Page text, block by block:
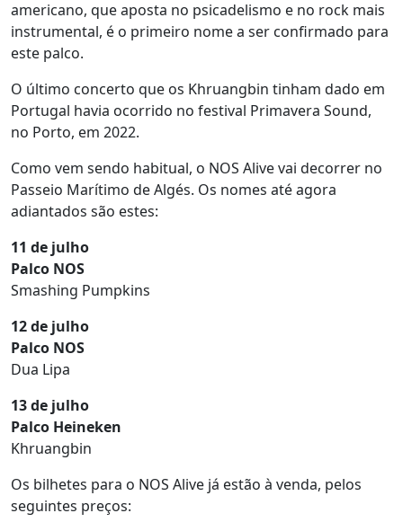
americano, que aposta no psicadelismo e no rock mais
instrumental, é o primeiro nome a ser confirmado para
este palco.
O último concerto que os Khruangbin tinham dado em
Portugal havia ocorrido no festival Primavera Sound,
no Porto, em 2022.
Como vem sendo habitual, o NOS Alive vai decorrer no
Passeio Marítimo de Algés. Os nomes até agora
adiantados são estes:
11 de julho
Palco NOS
Smashing Pumpkins
12 de julho
Palco NOS
Dua Lipa
13 de julho
Palco Heineken
Khruangbin
Os bilhetes para o NOS Alive já estão à venda, pelos
seguintes preços: